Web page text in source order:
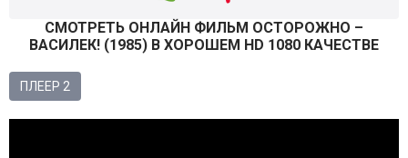
СМОТРEТЬ ОНЛАЙН ФИЛЬМ ОСТОРОЖНО –
ВАСИЛЕК! (1985) В ХОРОШЕМ HD 1080 КАЧЕСТВЕ
ПЛЕЕР 2